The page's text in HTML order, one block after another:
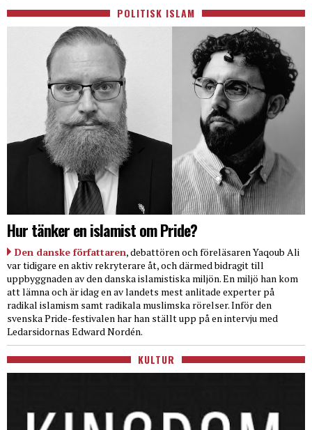
POLITISK ISLAM
Hur tänker en islamist om Pride?
Den danske författaren, debattören och föreläsaren Yaqoub Ali
var tidigare en aktiv rekryterare åt, och därmed bidragit till
uppbyggnaden av den danska islamistiska miljön. En miljö han kom
att lämna och är idag en av landets mest anlitade experter på
radikal islamism samt radikala muslimska rörelser. Inför den
svenska Pride-festivalen har han ställt upp på en intervju med
Ledarsidornas Edward Nordén.
KULTUR